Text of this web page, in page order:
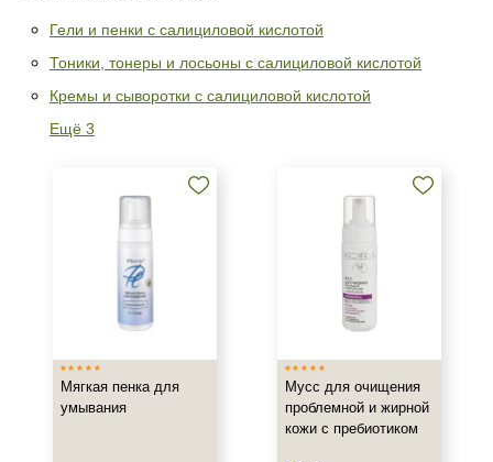
Гели и пенки с салициловой кислотой
Тоники, тонеры и лосьоны с салициловой кислотой
Кремы и сыворотки с салициловой кислотой
Ещё 3
Фильтр 0
салициловой кислотой
салициловой кислотой
ARDEMI
BIOTIME
Мягкая пенка для
умывания
Мусс для очищения
проблемной и жирной
кожи с пребиотиком